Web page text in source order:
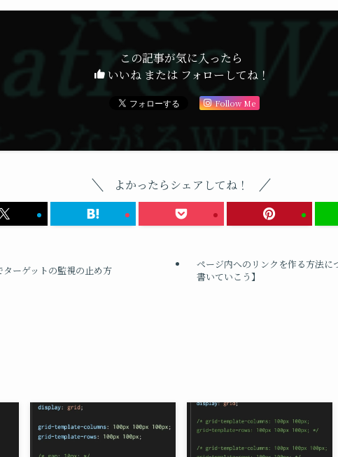
この記事が気に入ったら
いいね または フォローしてね！
Follow Me
よかったらシェアしてね！
ーゲットの監視の止め方
ページ内へのリンクを作る方法
書いていこう】